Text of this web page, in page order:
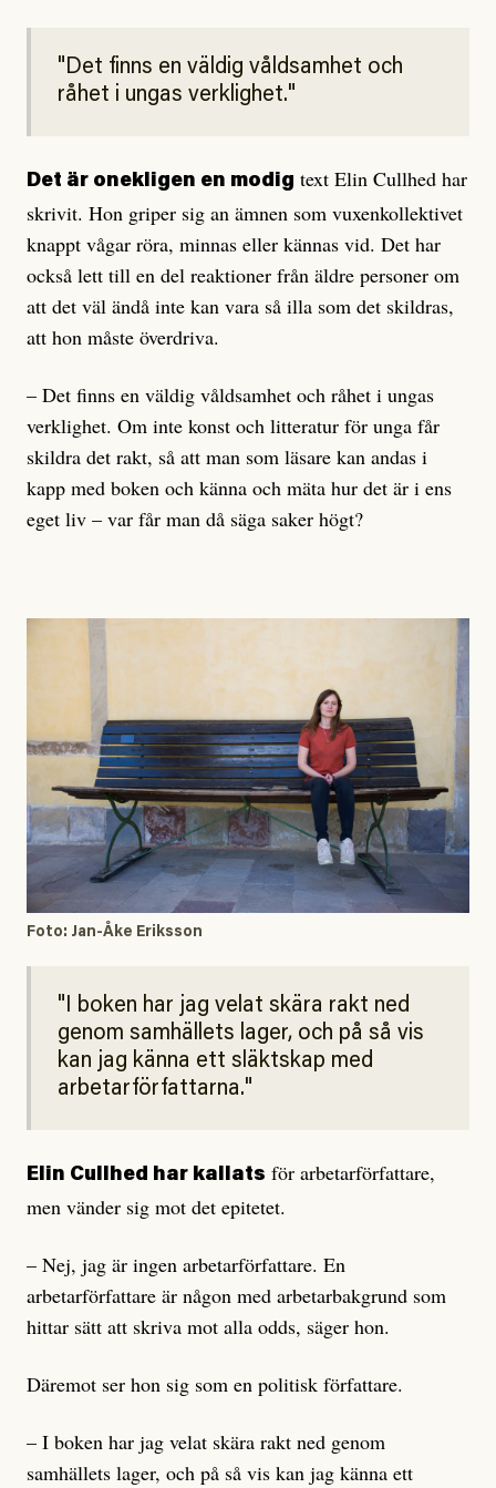
Det finns en väldig våldsamhet och
råhet i ungas verklighet.
Det är onekligen en modig text Elin Cullhed har
skrivit. Hon griper sig an ämnen som vuxenkollektivet
knappt vågar röra, minnas eller kännas vid. Det har
också lett till en del reaktioner från äldre personer om
att det väl ändå inte kan vara så illa som det skildras,
att hon måste överdriva.
– Det finns en väldig våldsamhet och råhet i ungas
verklighet. Om inte konst och litteratur för unga får
skildra det rakt, så att man som läsare kan andas i
kapp med boken och känna och mäta hur det är i ens
eget liv – var får man då säga saker högt?
Foto: Jan-Åke Eriksson
I boken har jag velat skära rakt ned
genom samhällets lager, och på så vis
kan jag känna ett släktskap med
arbetarförfattarna.
Elin Cullhed har kallats för arbetarförfattare,
men vänder sig mot det epitetet.
– Nej, jag är ingen arbetarförfattare. En
arbetarförfattare är någon med arbetarbakgrund som
hittar sätt att skriva mot alla odds, säger hon.
Däremot ser hon sig som en politisk författare.
– I boken har jag velat skära rakt ned genom
samhällets lager, och på så vis kan jag känna ett